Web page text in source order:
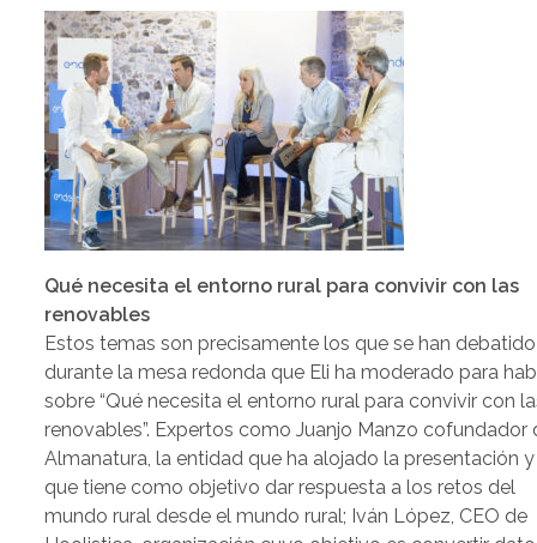
Qué necesita el entorno rural para convivir con las
renovables
Estos temas son precisamente los que se han debatido
durante la mesa redonda que Eli ha moderado para
sobre “Qué necesita el entorno rural para convivir con
renovables”. Expertos como Juanjo Manzo cofundador
Almanatura, la entidad que ha alojado la presentación y
que tiene como objetivo dar respuesta a los retos del
mundo rural desde el mundo rural; Iván López, CEO de